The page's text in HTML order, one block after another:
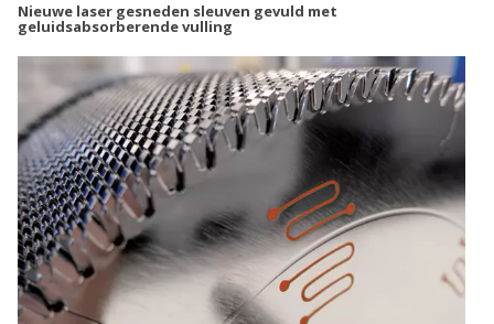
Nieuwe laser gesneden sleuven gevuld met
geluidsabsorberende vulling